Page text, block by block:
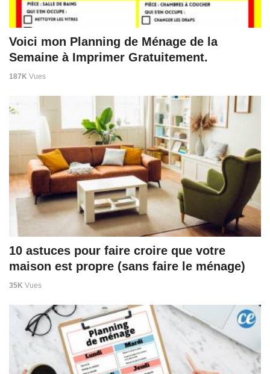
Voici mon Planning de Ménage de la
Semaine à Imprimer Gratuitement.
187K Vues
10 astuces pour faire croire que votre
maison est propre (sans faire le ménage)
35K Vues